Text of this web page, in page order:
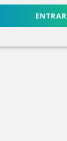
ENTRAR